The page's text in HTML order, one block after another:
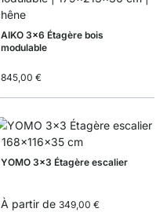
AIKO 3x6 Étagère bois
modulable
845,00 €
YOMO 3x3 Étagère escalier
À partir de 349,00 €